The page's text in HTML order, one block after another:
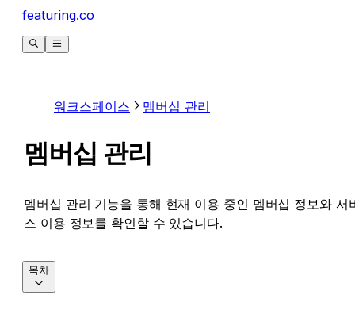
featuring.co
워크스페이스 멤버십 관리
멤버십 관리
멤버십 관리 기능을 통해 현재 이용 중인 멤버십 정보와 서
스 이용 정보를 확인할 수 있습니다.
목차